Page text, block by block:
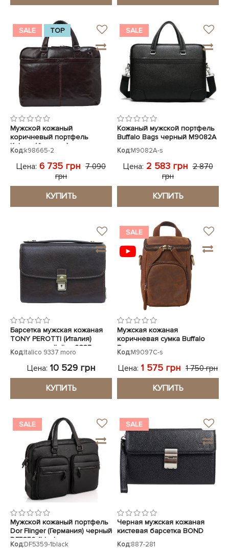
SALE TOP
Мужской кожаный
коричневый портфель
Katana (Франция)
Код:k98665-2
Цена: 6 735 грн 7 090
грн
КУПИТЬ
SALE
Кожаный мужской портфель
Buffalo Bags черный M9082A
Код:M9082A-s
Цена: 2 583 грн 2 870
грн
КУПИТЬ
Барсетка мужская кожаная
TONY PEROTTI (Италия)
коричневая Italico 9337 moro
Код:Italico 9337 moro
Цена: 10 529 грн
КУПИТЬ
SALE
Мужская кожаная
коричневая сумка Buffalo
Bags
Код:M9097C-s
Цена: 1 575 грн 1 750 грн
КУПИТЬ
SALE
Мужской кожаный портфель
Dor Flinger (Германия) черный
DF5359-1black
Код:DF5359-1black
SALE
Черная мужская кожаная
кистевая барсетка BOND
Код:887-281